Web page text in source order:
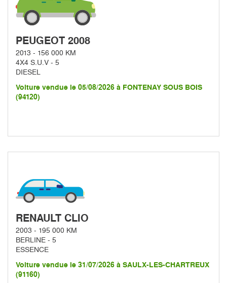
PEUGEOT 2008
2013 - 156 000 KM
4X4 S.U.V - 5
DIESEL
Voiture vendue le 05/08/2026 à FONTENAY SOUS BOIS
(94120)
RENAULT CLIO
2003 - 195 000 KM
BERLINE - 5
ESSENCE
Voiture vendue le 31/07/2026 à SAULX-LES-CHARTREUX
(91160)